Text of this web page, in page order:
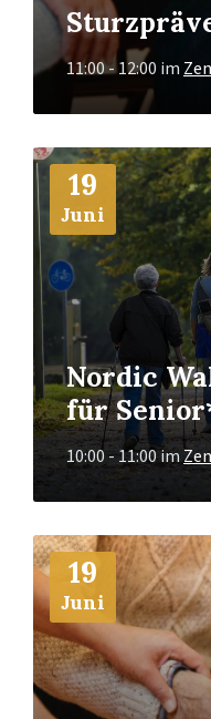
11:00 - 12:00 im
19
Juni
Nordic
für
10:00 - 11:00im
Mehr
Info
19
Juni
Mehr
Info